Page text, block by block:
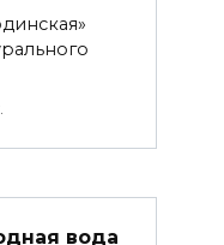
вода